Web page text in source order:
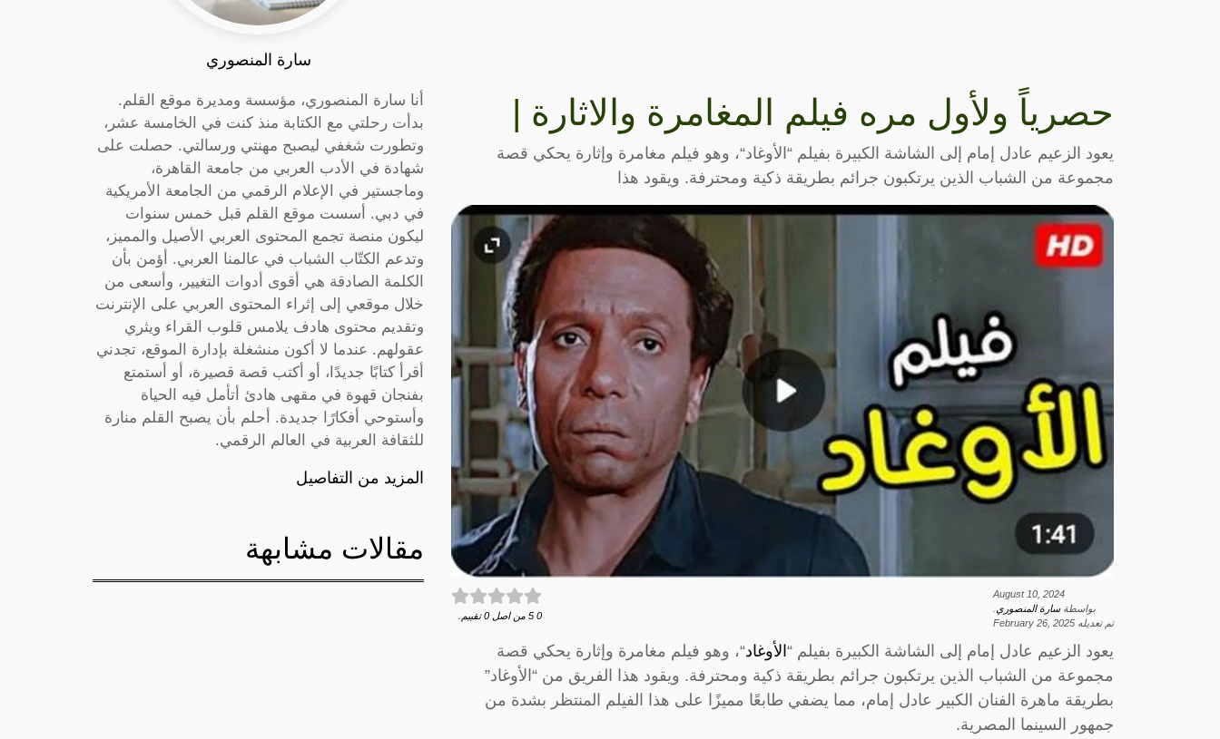
حصرياً ولأول مره فيلم المغامرة والاثارة |
يعود الزعيم عادل إمام إلى الشاشة الكبيرة بفيلم “الأوغاد“، وهو فيلم مغامرة وإثارة يحكي قصة
مجموعة من الشباب الذين يرتكبون جرائم بطريقة ذكية ومحترفة. ويقود هذا
August 10, 2024
بواسطةسارة المنصوري
تم تعديله February 26, 2025
0
5 من اصل 0 تقييم.
يعود الزعيم عادل إمام إلى الشاشة الكبيرة بفيلم “الأوغاد“، وهو فيلم مغامرة وإثارة يحكي قصة
مجموعة من الشباب الذين يرتكبون جرائم بطريقة ذكية ومحترفة. ويقود هذا الفريق من “الأوغاد”
بطريقة ماهرة الفنان الكبير عادل إمام، مما يضفي طابعًا مميزًا على هذا الفيلم المنتظر بشدة من
جمهور السينما المصرية.
سارة المنصوري
أنا سارة المنصوري، مؤسسة ومديرة موقع القلم.
بدأت رحلتي مع الكتابة منذ كنت في الخامسة عشر،
وتطورت شغفي ليصبح مهنتي ورسالتي. حصلت على
شهادة في الأدب العربي من جامعة القاهرة،
وماجستير في الإعلام الرقمي من الجامعة الأمريكية
في دبي. أسست موقع القلم قبل خمس سنوات
ليكون منصة تجمع المحتوى العربي الأصيل والمميز،
وتدعم الكتّاب الشباب في عالمنا العربي. أؤمن بأن
الكلمة الصادقة هي أقوى أدوات التغيير، وأسعى من
خلال موقعي إلى إثراء المحتوى العربي على الإنترنت
وتقديم محتوى هادف يلامس قلوب القراء ويثري
عقولهم. عندما لا أكون منشغلة بإدارة الموقع، تجدني
أقرأ كتابًا جديدًا، أو أكتب قصة قصيرة، أو أستمتع
بفنجان قهوة في مقهى هادئ أتأمل فيه الحياة
وأستوحي أفكارًا جديدة. أحلم بأن يصبح القلم منارة
للثقافة العربية في العالم الرقمي.
المزيد من التفاصيل
مقالات مشابهة